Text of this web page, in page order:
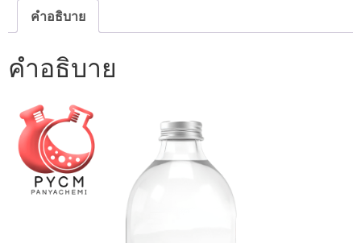
คำอธิบาย
คำอธิบาย